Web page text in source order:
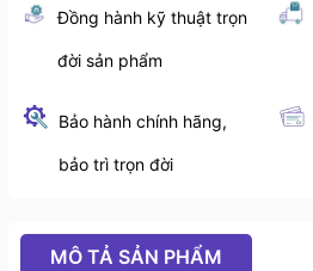
Đồng hành kỹ thuật trọn
đời sản phẩm
Bảo hành chính hãng,
bảo trì trọn đời
MÔ TẢ SẢN PHẨM